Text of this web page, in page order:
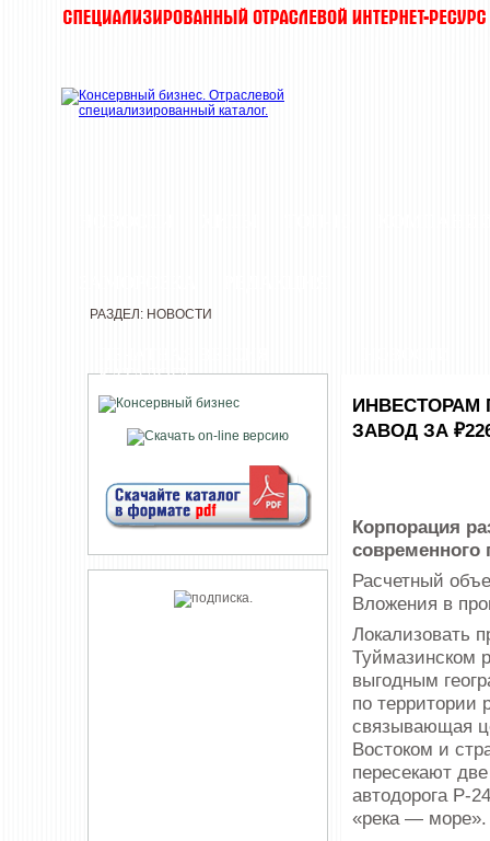
КАТАЛОГА
РАЗДЕЛ: НОВОСТИ
ИНВЕСТОРАМ
ЗАВОД ЗА
Корпорация
современного
Расчетный
Вложения в
Локализовать
Туймазинском
выгодным
по территории
связывающая
Востоком и
пересекают
автодорога Р-
«река — море».